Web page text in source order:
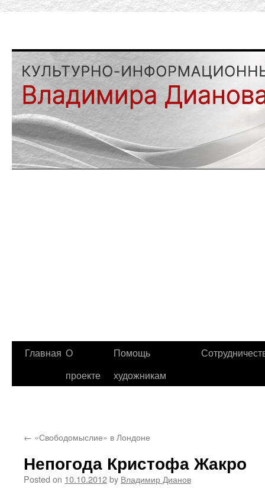
Главная О
проекте
Помощь
художникам
← «Свободомыслие» в Лондоне
Непогода Кристофа Жакро
Posted on 10.10.2012by Владимир Дианов